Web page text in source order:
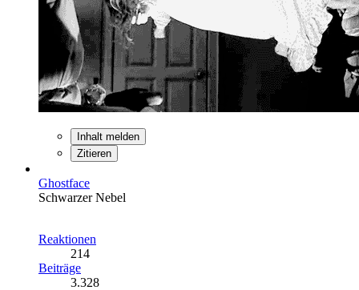
Inhalt melden
Zitieren
Ghostface
Schwarzer Nebel
Reaktionen
214
Beiträge
3.328